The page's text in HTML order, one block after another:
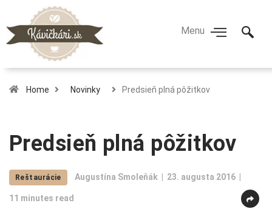
Home Novinky Predsieň plná pôžitkov
Predsieň plná pôžitkov
Reštaurácie Augustína Smoleňák 23. augusta 2016
11 minutes read